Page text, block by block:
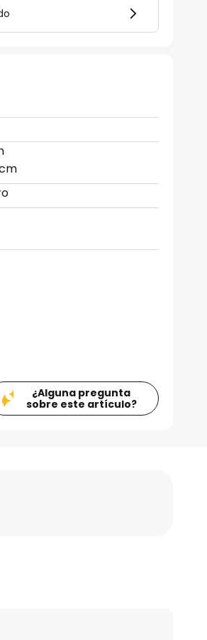
¿Alguna pregunta
sobre este artículo?